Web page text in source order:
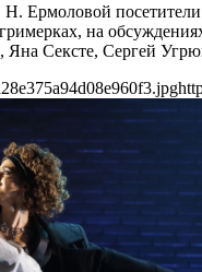
Ермоловой
на
Сексте, Сергей